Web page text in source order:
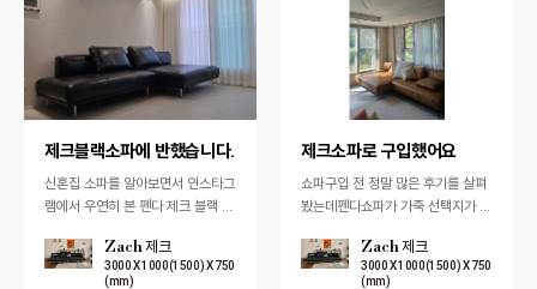
제크블랙소파에 반했습니다.
신혼집 소파를 알아보면서 인스타그
램에서 우연히 본 펜다 제크 블랙 소
로도 세련된 분위기가 느껴져 주말
에 신랑과 …
Zach 제크
3000 X 1000(1500) X 750
(mm)
제크소파로 구입했어요
쇼파구입 전 정말 많은 후기를 살펴
봤는데펜다쇼파가 가죽 선택지가 다
검색을 해봤는데 저희 동네에 매장
이 있더라구…
Zach 제크
3000 X 1000(1500) X 750
(mm)